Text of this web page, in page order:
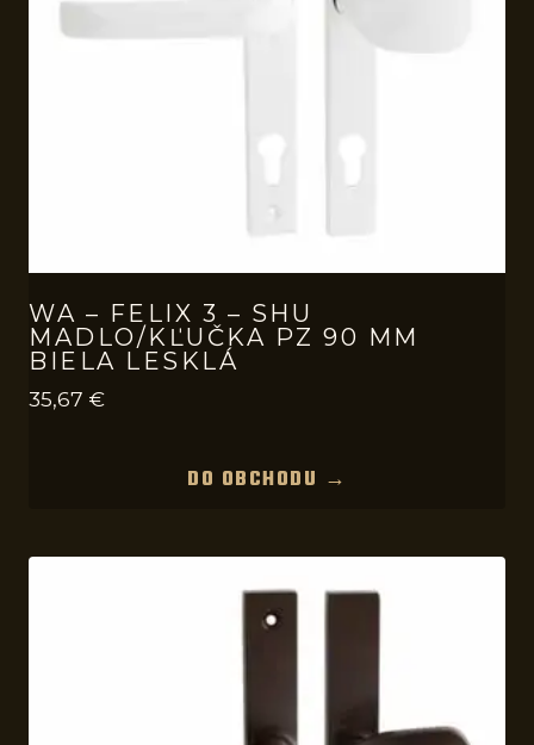
WA – FELIX 3 – SHU
MADLO/KĽUČKA PZ 90 MM
BIELA LESKLÁ
35,67 €
DO OBCHODU →